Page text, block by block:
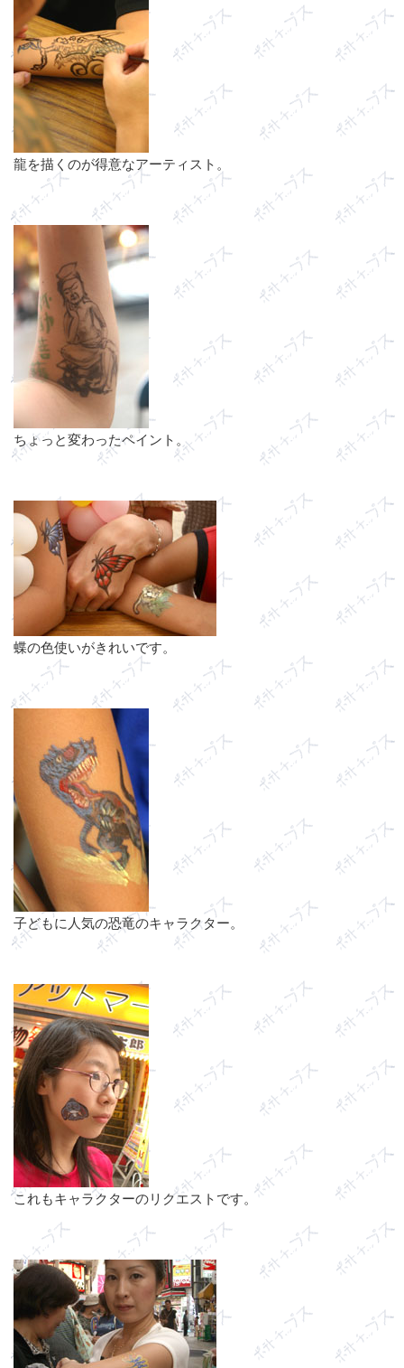
龍を描くのが得意なアーティスト。
ちょっと変わったペイント。
蝶の色使いがきれいです。
子どもに人気の恐竜のキャラクター。
これもキャラクターのリクエストです。